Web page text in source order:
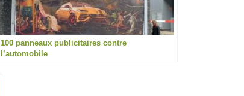
100 panneaux publicitaires contre
l’automobile